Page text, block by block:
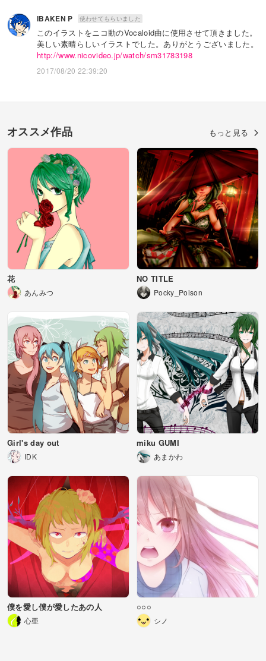
IBAKEN P 使わせてもらいました
このイラストをニコ動のVocaloid曲に使用させて頂きました。
美しい素晴らしいイラストでした。ありがとうございました。
http://www.nicovideo.jp/watch/sm31783198
2017/08/20 22:39:20
オススメ作品 もっと見る
花
あんみつ
NO TITLE
Pocky_Poison
Girl's day out
IDK
miku GUMI
あまかわ
僕を愛し僕が愛したあの人
心亜
○○○
シノ